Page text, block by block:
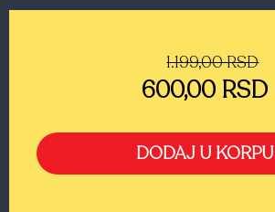
1.199,00 RSD
600,00 RSD
DODAJ U KORPU